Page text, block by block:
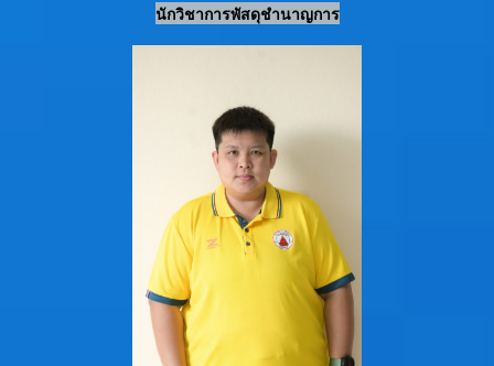
นักวิชาการพัสดุชำนาญการ